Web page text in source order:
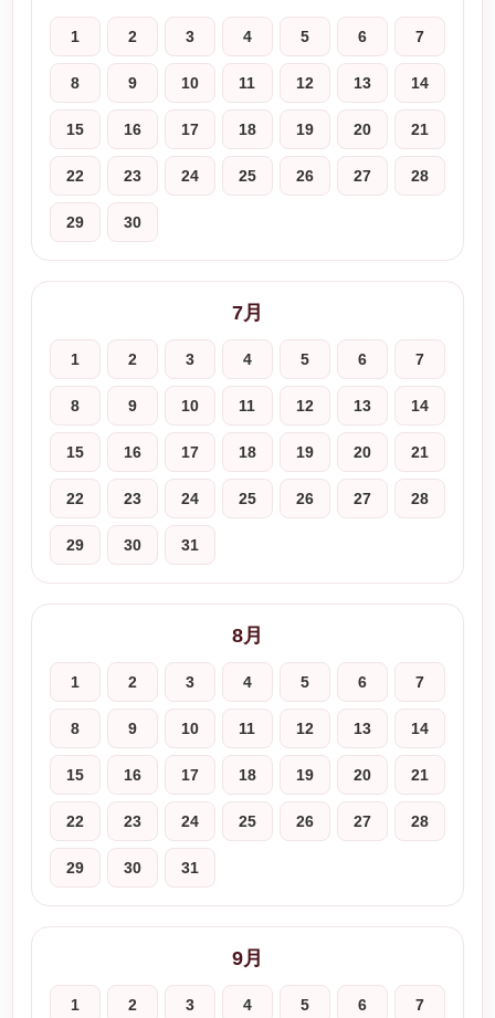
1 2 3 4 5 6 7
8 9 10 11 12 13 14
15 16 17 18 19 20 21
22 23 24 25 26 27 28
29 30
7月
1 2 3 4 5 6 7
8 9 10 11 12 13 14
15 16 17 18 19 20 21
22 23 24 25 26 27 28
29 30 31
8月
1 2 3 4 5 6 7
8 9 10 11 12 13 14
15 16 17 18 19 20 21
22 23 24 25 26 27 28
29 30 31
9月
1 2 3 4 5 6 7